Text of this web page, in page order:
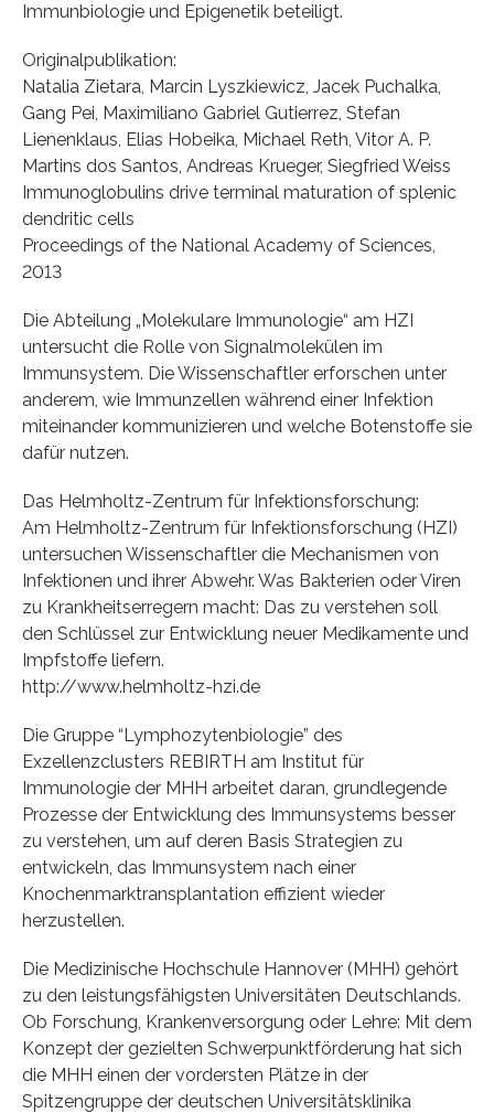
Immunbiologie und Epigenetik beteiligt.
Originalpublikation:
Natalia Zietara, Marcin Lyszkiewicz, Jacek Puchalka,
Gang Pei, Maximiliano Gabriel Gutierrez, Stefan
Lienenklaus, Elias Hobeika, Michael Reth, Vitor A. P.
Martins dos Santos, Andreas Krueger, Siegfried Weiss
Immunoglobulins drive terminal maturation of splenic
dendritic cells
Proceedings of the National Academy of Sciences,
2013
Die Abteilung „Molekulare Immunologie“ am HZI
untersucht die Rolle von Signalmolekülen im
Immunsystem. Die Wissenschaftler erforschen unter
anderem, wie Immunzellen während einer Infektion
miteinander kommunizieren und welche Botenstoffe sie
dafür nutzen.
Das Helmholtz-Zentrum für Infektionsforschung:
Am Helmholtz-Zentrum für Infektionsforschung (HZI)
untersuchen Wissenschaftler die Mechanismen von
Infektionen und ihrer Abwehr. Was Bakterien oder Viren
zu Krankheitserregern macht: Das zu verstehen soll
den Schlüssel zur Entwicklung neuer Medikamente und
Impfstoffe liefern.
http://www.helmholtz-hzi.de
Die Gruppe “Lymphozytenbiologie” des
Exzellenzclusters REBIRTH am Institut für
Immunologie der MHH arbeitet daran, grundlegende
Prozesse der Entwicklung des Immunsystems besser
zu verstehen, um auf deren Basis Strategien zu
entwickeln, das Immunsystem nach einer
Knochenmarktransplantation effizient wieder
herzustellen.
Die Medizinische Hochschule Hannover (MHH) gehört
zu den leistungsfähigsten Universitäten Deutschlands.
Ob Forschung, Krankenversorgung oder Lehre: Mit dem
Konzept der gezielten Schwerpunktförderung hat sich
die MHH einen der vordersten Plätze in der
Spitzengruppe der deutschen Universitätsklinika